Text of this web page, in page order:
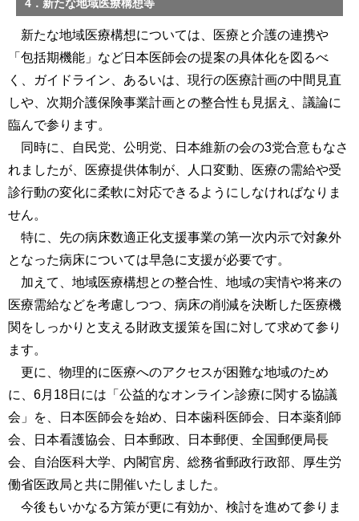
4．新たな地域医療構想等
新たな地域医療構想については、医療と介護の連携や
「包括期機能」など日本医師会の提案の具体化を図るべ
く、ガイドライン、あるいは、現行の医療計画の中間見直
しや、次期介護保険事業計画との整合性も見据え、議論に
臨んで参ります。
同時に、自民党、公明党、日本維新の会の3党合意もなさ
れましたが、医療提供体制が、人口変動、医療の需給や受
診行動の変化に柔軟に対応できるようにしなければなりま
せん。
特に、先の病床数適正化支援事業の第一次内示で対象外
となった病床については早急に支援が必要です。
加えて、地域医療構想との整合性、地域の実情や将来の
医療需給などを考慮しつつ、病床の削減を決断した医療機
関をしっかりと支える財政支援策を国に対して求めて参り
ます。
更に、物理的に医療へのアクセスが困難な地域のため
に、6月18日には「公益的なオンライン診療に関する協議
会」を、日本医師会を始め、日本歯科医師会、日本薬剤師
会、日本看護協会、日本郵政、日本郵便、全国郵便局長
会、自治医科大学、内閣官房、総務省郵政行政部、厚生労
働省医政局と共に開催いたしました。
今後もいかなる方策が更に有効か、検討を進めて参りま